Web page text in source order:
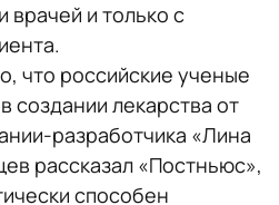
врачей и только с
что российские ученые
создании лекарства от
разработчика «Лина
рассказал «Постньюс»,
способен